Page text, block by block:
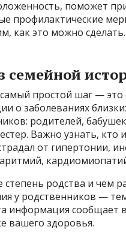
поможет
профилактические
как это можно сделать.
семейной
простой шаг — это
о заболеваниях
родителей,
Важно узнать, кто
от гипертонии,
степень родства и чем
у родственников —
информация сообщает
вашего здоровья.